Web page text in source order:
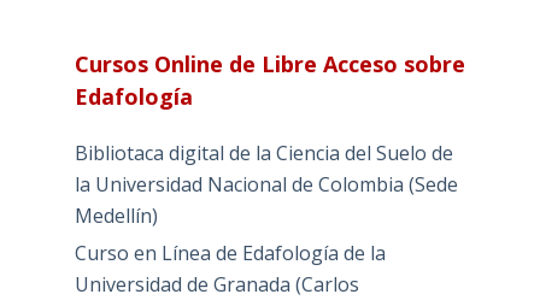
Cursos Online de Libre Acceso sobre
Edafología
Bibliotaca digital de la Ciencia del Suelo de
la Universidad Nacional de Colombia (Sede
Medellín)
Curso en Línea de Edafología de la
Universidad de Granada (Carlos